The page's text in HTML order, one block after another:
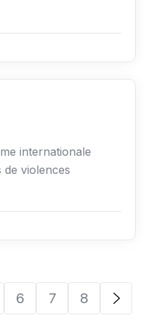
internationale
de violences
6 7 8